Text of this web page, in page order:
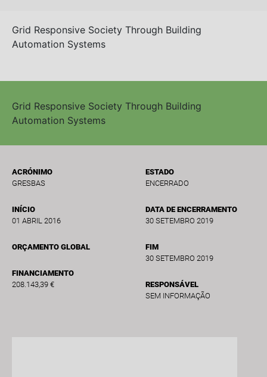
Grid Responsive Society Through Building
Automation Systems
Grid Responsive Society Through Building
Automation Systems
ACRÓNIMO
GRESBAS
INÍCIO
01 ABRIL 2016
ORÇAMENTO GLOBAL
FINANCIAMENTO
208.143,39 €
ESTADO
ENCERRADO
DATA DE ENCERRAMENTO
30 SETEMBRO 2019
FIM
30 SETEMBRO 2019
RESPONSÁVEL
SEM INFORMAÇÃO